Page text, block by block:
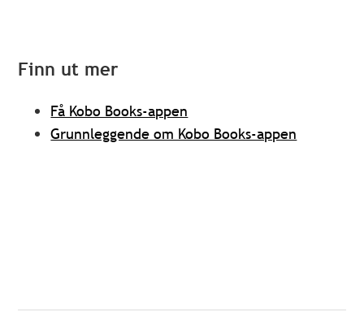
Finn ut mer
Få Kobo Books-appen
Grunnleggende om Kobo Books-appen